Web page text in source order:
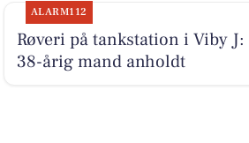
ALARM112
Røveri på tankstation i Viby J:
38-årig mand anholdt